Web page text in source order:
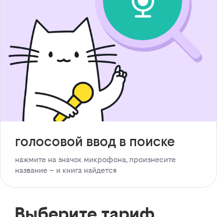
голосовой ввод в поиске
нажмите на значок микрофона, произнесите
название – и книга найдется